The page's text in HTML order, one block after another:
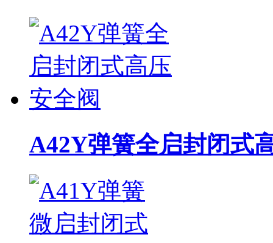
A42Y弹簧全启封闭式